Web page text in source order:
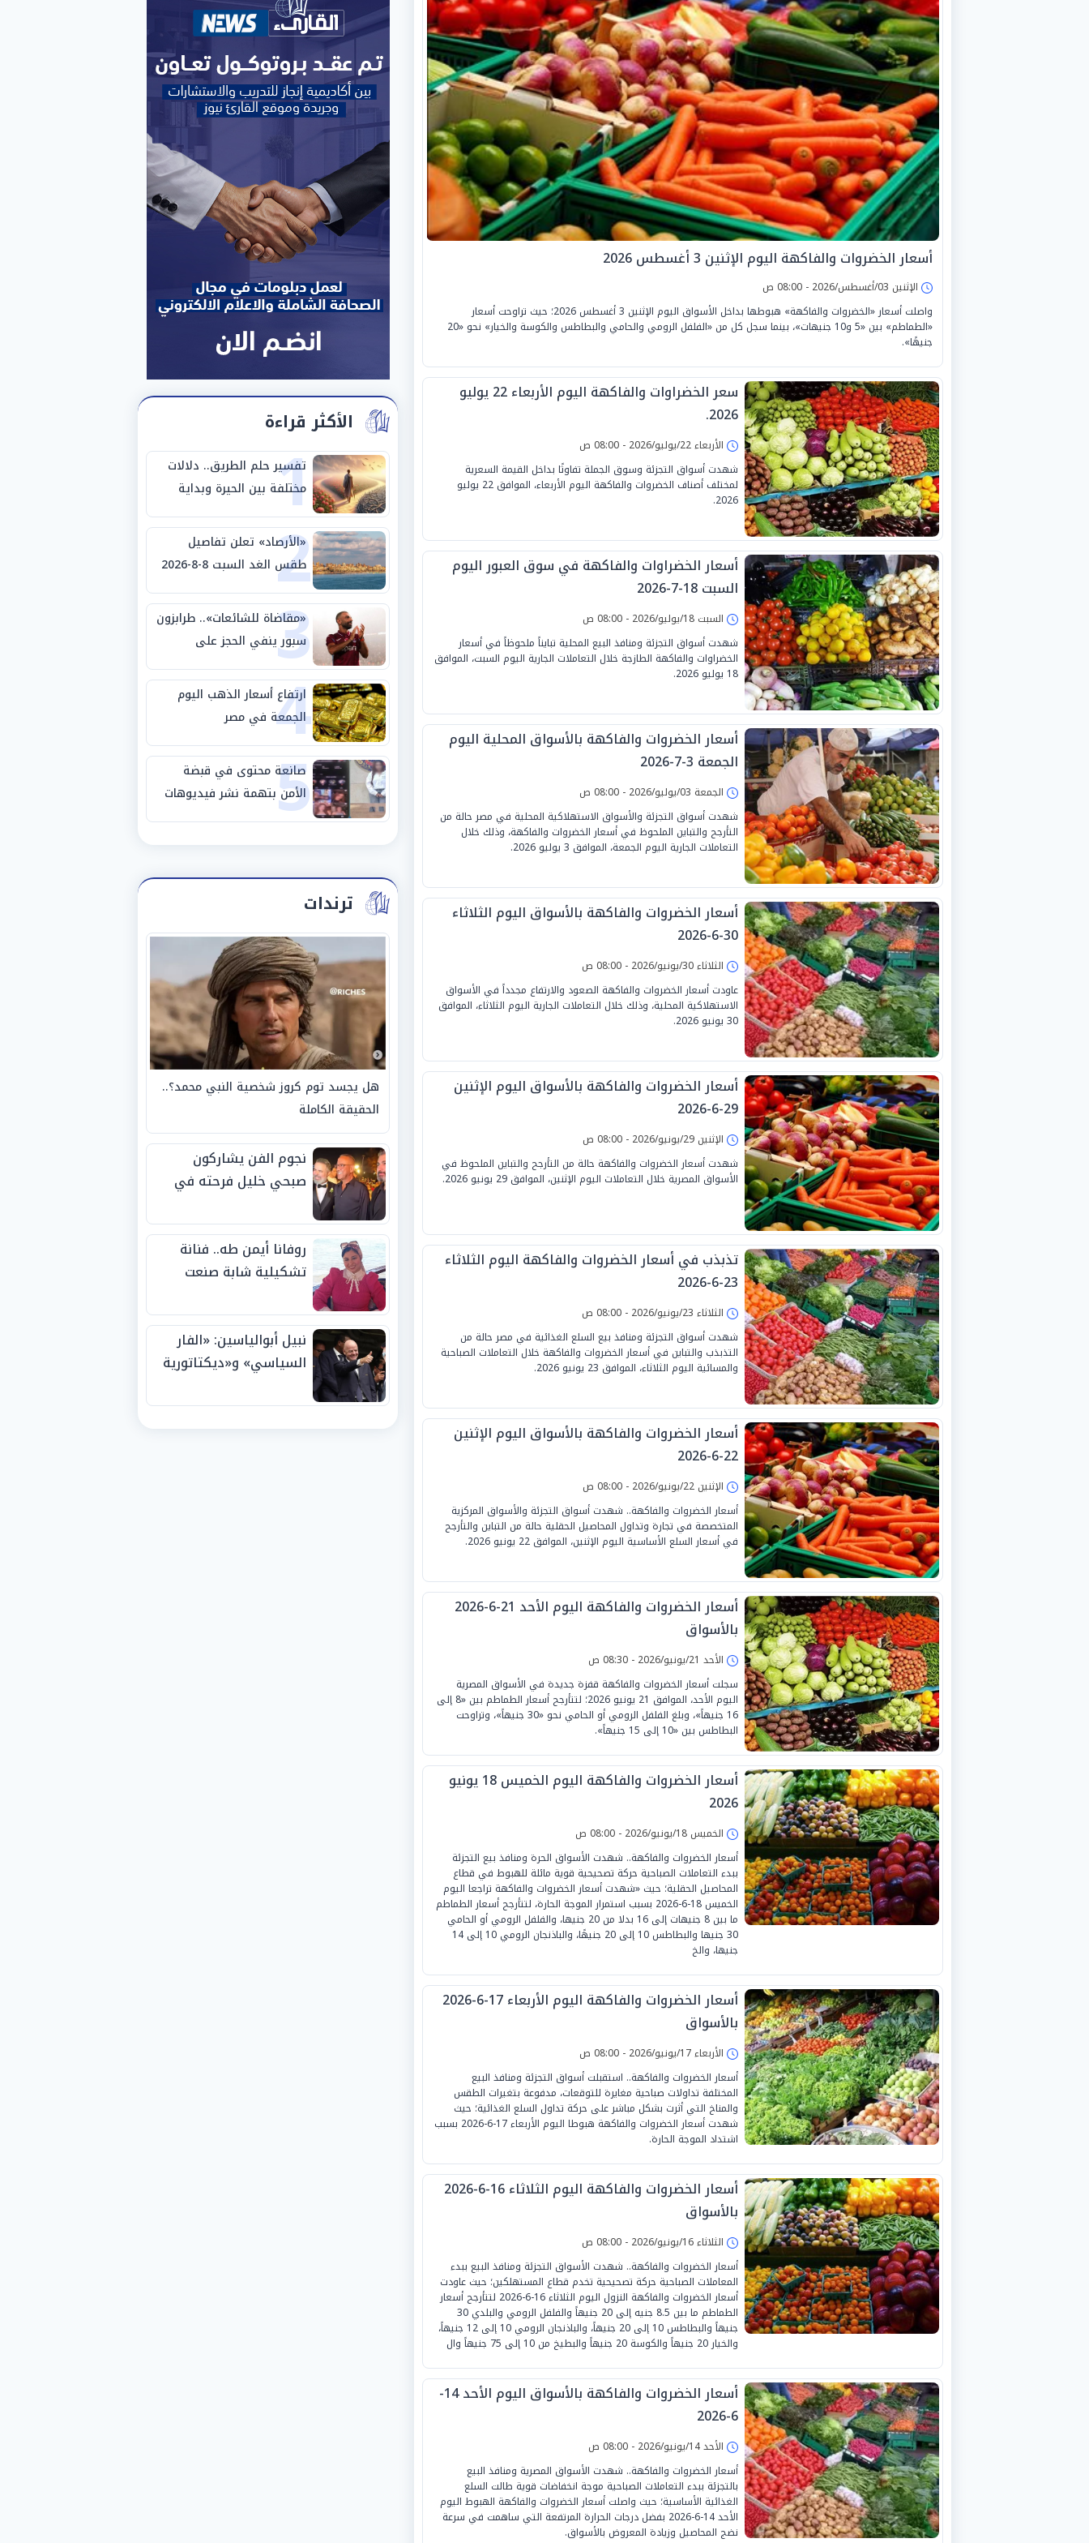
أسعار الخضروات والفاكهة اليوم الإثنين 3 أغسطس 2026
الإثنين 03/أغسطس/2026 - 08:00 ص
واصلت أسعار «الخضروات والفاكهة» هبوطها بداخل الأسواق اليوم الإثنين 3 أغسطس 2026؛ حيث تراوحت أسعار
«الطماطم» بين «5 و10 جنيهات»، بينما سجل كل من «الفلفل الرومي والحامي والبطاطس والكوسة والخيار» نحو «20
جنيهًا».
سعر الخضراوات والفاكهة اليوم الأربعاء 22 يوليو
2026.
الأربعاء 22/يوليو/2026 - 08:00 ص
شهدت أسواق التجزئة وسوق الجملة تفاوتًا بداخل القيمة السعرية
لمختلف أصناف الخضروات والفاكهة اليوم الأربعاء، الموافق 22 يوليو
2026.
أسعار الخضراوات والفاكهة في سوق العبور اليوم
السبت 18-7-2026
السبت 18/يوليو/2026 - 08:00 ص
شهدت أسواق التجزئة ومنافذ البيع المحلية تبايناً ملحوظاً في أسعار
الخضراوات والفاكهة الطازجة خلال التعاملات الجارية اليوم السبت، الموافق
18 يوليو 2026.
أسعار الخضروات والفاكهة بالأسواق المحلية اليوم
الجمعة 3-7-2026
الجمعة 03/يوليو/2026 - 08:00 ص
شهدت أسواق التجزئة والأسواق الاستهلاكية المحلية في مصر حالة من
التأرجح والتباين الملحوظ في أسعار الخضروات والفاكهة، وذلك خلال
التعاملات الجارية اليوم الجمعة، الموافق 3 يوليو 2026.
أسعار الخضروات والفاكهة بالأسواق اليوم الثلاثاء
30-6-2026
الثلاثاء 30/يونيو/2026 - 08:00 ص
عاودت أسعار الخضروات والفاكهة الصعود والارتفاع مجدداً في الأسواق
الاستهلاكية المحلية، وذلك خلال التعاملات الجارية اليوم الثلاثاء، الموافق
30 يونيو 2026.
أسعار الخضروات والفاكهة بالأسواق اليوم الإثنين
29-6-2026
الإثنين 29/يونيو/2026 - 08:00 ص
شهدت أسعار الخضروات والفاكهة حالة من التأرجح والتباين الملحوظ في
الأسواق المصرية خلال التعاملات اليوم الإثنين، الموافق 29 يونيو 2026.
تذبذب في أسعار الخضروات والفاكهة اليوم الثلاثاء
23-6-2026
الثلاثاء 23/يونيو/2026 - 08:00 ص
شهدت أسواق التجزئة ومنافذ بيع السلع الغذائية في مصر حالة من
التذبذب والتباين في أسعار الخضروات والفاكهة خلال التعاملات الصباحية
والمسائية اليوم الثلاثاء، الموافق 23 يونيو 2026.
أسعار الخضروات والفاكهة بالأسواق اليوم الإثنين
22-6-2026
الإثنين 22/يونيو/2026 - 08:00 ص
أسعار الخضروات والفاكهة.. شهدت أسواق التجزئة والأسواق المركزية
المتخصصة في تجارة وتداول المحاصيل الحقلية حالة من التباين والتأرجح
في أسعار السلع الأساسية اليوم الإثنين، الموافق 22 يونيو 2026.
أسعار الخضروات والفاكهة اليوم الأحد 21-6-2026
بالأسواق
الأحد 21/يونيو/2026 - 08:30 ص
سجلت أسعار الخضروات والفاكهة قفزة جديدة في الأسواق المصرية
اليوم الأحد، الموافق 21 يونيو 2026؛ لتتأرجح أسعار الطماطم بين «8 إلى
16 جنيهاً»، وبلغ الفلفل الرومي أو الحامي نحو «30 جنيهاً»، وتراوحت
البطاطس بين «10 إلى 15 جنيهاً».
أسعار الخضروات والفاكهة اليوم الخميس 18 يونيو
2026
الخميس 18/يونيو/2026 - 08:00 ص
أسعار الخضروات والفاكهة.. شهدت الأسواق الحرة ومنافذ بيع التجزئة
ببدء التعاملات الصباحية حركة تصحيحية قوية مائلة للهبوط في قطاع
المحاصيل الحقلية؛ حيث «شهدت أسعار الخضروات والفاكهة تراجعا اليوم
الخميس 18-6-2026 بسبب استمرار الموجة الحارة، لتتأرجح أسعار الطماطم
ما بين 8 جنيهات إلى 16 بدلا من 20 جنيها، والفلفل الرومي أو الحامي
30 جنيها والبطاطس 10 إلى 20 جنيهًا، والباذنجان الرومي 10 إلى 14
جنيها، والخ
أسعار الخضروات والفاكهة اليوم الأربعاء 17-6-2026
بالأسواق
الأربعاء 17/يونيو/2026 - 08:00 ص
أسعار الخضروات والفاكهة.. استقبلت أسواق التجزئة ومنافذ البيع
المختلفة تداولات صباحية مغايرة للتوقعات، مدفوعة بتغيرات الطقس
والمناخ التي أثرت بشكل مباشر على حركة تداول السلع الغذائية؛ حيث
شهدت أسعار الخضروات والفاكهة هبوطا اليوم الأربعاء 17-6-2026 بسبب
اشتداد الموجة الحارة.
أسعار الخضروات والفاكهة اليوم الثلاثاء 16-6-2026
بالأسواق
الثلاثاء 16/يونيو/2026 - 08:00 ص
أسعار الخضروات والفاكهة.. شهدت الأسواق التجزئة ومنافذ البيع ببدء
المعاملات الصباحية حركة تصحيحية تخدم قطاع المستهلكين؛ حيث عاودت
أسعار الخضروات والفاكهة النزول اليوم الثلاثاء 16-6-2026 لتتأرجح أسعار
الطماطم ما بين 8.5 جنيه إلى 20 جنيهاً والفلفل الرومي والبلدي 30
جنيهاً والبطاطس 10 إلى 20 جنيهاً، والباذنجان الرومي 10 إلى 12 جنيهاً،
والخيار 20 جنيهاً والكوسة 20 جنيهاً والبطيخ من 10 إلى 75 جنيهاً وال
أسعار الخضروات والفاكهة بالأسواق اليوم الأحد 14-
6-2026
الأحد 14/يونيو/2026 - 08:00 ص
أسعار الخضروات والفاكهة.. شهدت الأسواق المصرية ومنافذ البيع
بالتجزئة ببدء التعاملات الصباحية موجة انخفاضات قوية طالت السلع
الغذائية الأساسية؛ حيث واصلت أسعار الخضروات والفاكهة الهبوط اليوم
الأحد 14-6-2026 بفضل درجات الحرارة المرتفعة التي ساهمت في سرعة
نضج المحاصيل وزيادة المعروض بالأسواق.
الأكثر قراءة
1
تفسير حلم الطريق.. دلالات
مختلفة بين الحيرة وبداية
مرحلة جديدة
2
«الأرصاد» تعلن تفاصيل
طقس الغد السبت 8-8-2026
والظواهر الجوية
3
«مقاضاة للشائعات».. طرابزون
سبور ينفي الحجز على
مستحقات محمد صلاح
4
ارتفاع أسعار الذهب اليوم
الجمعة في مصر
5
صانعة محتوى في قبضة
الأمن بتهمة نشر فيديوهات
خادشة للحياء
ترندات
هل يجسد توم كروز شخصية النبي محمد؟..
الحقيقة الكاملة
نجوم الفن يشاركون
صبحي خليل فرحته في
روفانا أيمن طه.. فنانة
تشكيلية شابة صنعت
الجوائز منذ الصغر
نبيل أبوالياسين: «الفار
السياسي» و«ديكتاتورية
الفيفا».. وإقالة